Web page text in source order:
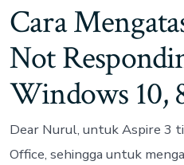
Cara
Not
Windows 10,
Dear Nurul, untuk Aspire 3
Office, sehingga untuk